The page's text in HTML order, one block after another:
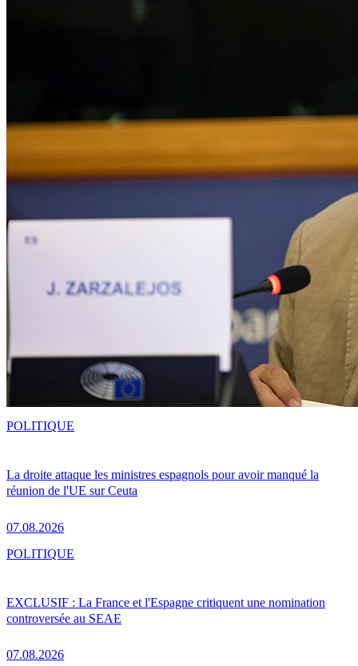
La droite attaque les ministres espagnols pour avoir manqué la
réunion de l'UE sur Ceuta
07.08.2026
POLITIQUE
EXCLUSIF : La France et l'Espagne critiquent une nomination
controversée au SEAE
07.08.2026
POLITIQUE